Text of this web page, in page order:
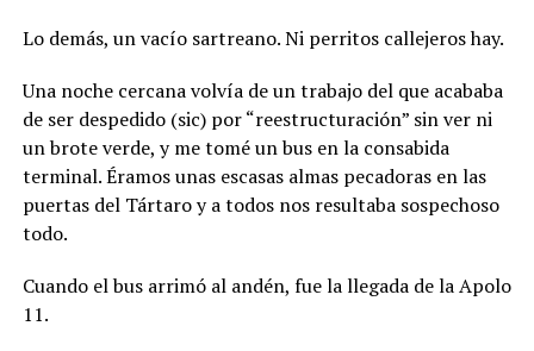
Lo demás, un vacío sartreano. Ni perritos callejeros hay.
Una noche cercana volvía de un trabajo del que acababa
de ser despedido (sic) por “reestructuración” sin ver ni
un brote verde, y me tomé un bus en la consabida
terminal. Éramos unas escasas almas pecadoras en las
puertas del Tártaro y a todos nos resultaba sospechoso
todo.
Cuando el bus arrimó al andén, fue la llegada de la Apolo
11.